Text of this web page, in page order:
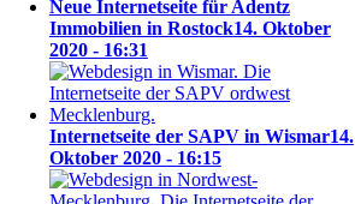
Neue Internetseite für Adentz
Immobilien in Rostock14. Oktober
2020 - 16:31
Internetseite der SAPV in Wismar14.
Oktober 2020 - 16:15